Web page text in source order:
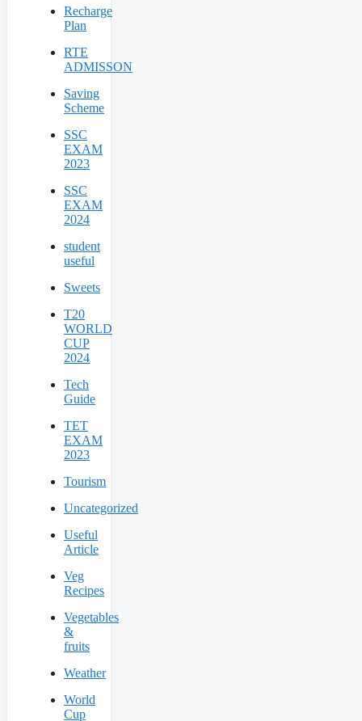
Recharge
Plan
RTE
ADMISSON
Saving
Scheme
SSC
EXAM
2023
SSC
EXAM
2024
student
useful
Sweets
T20
WORLD
CUP
2024
Tech
Guide
TET
EXAM
2023
Tourism
Uncategorized
Useful
Article
Veg
Recipes
Vegetables
&
fruits
Weather
World
Cup